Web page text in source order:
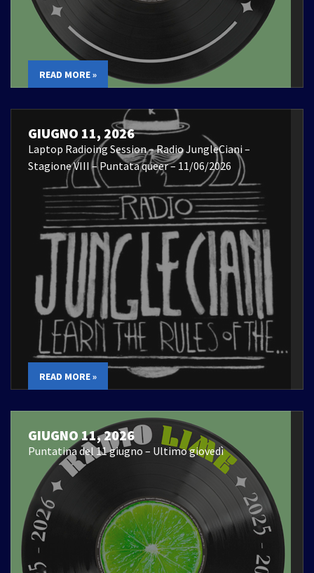
READ MORE »
GIUGNO 11, 2026
Laptop Radioing Session – Radio JungleCiani –
Stagione VIII – Puntata queer – 11/06/2026
READ MORE »
GIUGNO 11, 2026
Puntatina del 11 giugno – Ultimo giovedì